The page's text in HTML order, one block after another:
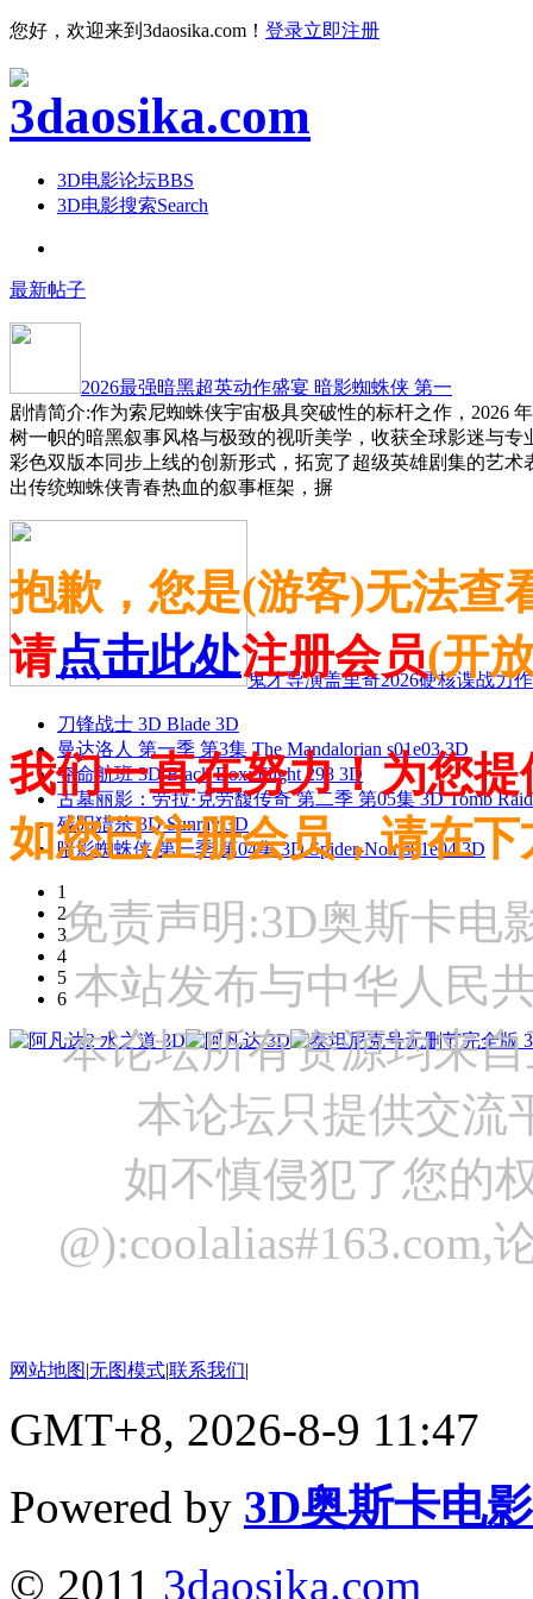
您好，欢迎来到3daosika.com！ 登录立即注册
3D电影论坛BBS
3D电影搜索Search
最新帖子
2026最强暗黑超英动作盛宴 暗影蜘蛛侠 第一
剧情简介:作为索尼蜘蛛侠宇宙极具突破性的标杆之作，2026
树一帜的暗黑叙事风格与极致的视听美学，收获全球影迷与
彩色双版本同步上线的创新形式，拓宽了超级英雄剧集的艺
出传统蜘蛛侠青春热血的叙事框架，摒
鬼才导演盖里奇2026硬核谍战力
刀锋战士 3D Blade 3D
曼达洛人 第一季 第3集 The Mandalorian s01e03 3D
夺命航班 3D Black Box: Flight 298 3D
古墓丽影：劳拉·克劳馥传奇 第二季 第05集 3D Tomb
残阳猎杀 3D Sunray 3D
暗影蜘蛛侠 第一季 第04集 3D Spider-Noir s01e04 3D
1
2
3
4
5
6
抱歉，您是(游客)无法查
请点击此处注册会员(开
我们一直在努力！为您
如您已注册会员，请在
免责声明:3D奥斯卡电
本站发布与中华人民
本论坛所有资源均来
本论坛只提供交流
如不慎侵犯了您的
网站地图|无图模式|联系我们|
GMT+8, 2026-8-9 11:47
Powered by 3D奥斯卡电
© 2011 3daosika.com